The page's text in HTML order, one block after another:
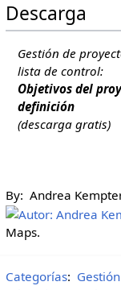
Descarga
Gestión de
lista de control:
Objetivos del
definición
(descarga gratis)
By: Andrea
Maps.
Categorías: